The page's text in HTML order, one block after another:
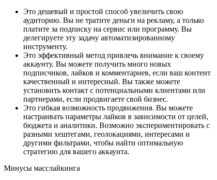
Ангарск
Королёв
Великий Новгород
Йошкар-Ола
Туапсе
Мурманск
Череповец
Нижневартовск
Нижнекамск
Владивосток
Сургут
Старый Оскол
Волжский
Пятигорск
Это дешевый и простой способ увеличить свою
аудиторию. Вы не тратите деньги на рекламу, а только
платите за подписку на сервис или программу. Вы
делегируете эту задачу автоматизированному
инструменту.
Это эффективный метод привлечь внимание к своему
аккаунту. Вы можете получить много новых
подписчиков, лайков и комментариев, если ваш контент
качественный и интересный. Вы также можете
установить контакт с потенциальными клиентами или
партнерами, если продвигаете свой бизнес.
Это гибкая возможность продвижения. Вы можете
настраивать параметры лайков в зависимости от целей,
бюджета и аналитики. Возможно экспериментировать с
разными хештегами, геолокациями, интересами и
другими фильтрами, чтобы найти оптимальную
стратегию для вашего аккаунта.
Минусы масслайкинга